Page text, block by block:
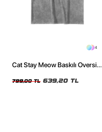
4
Cat Stay Meow Baskılı Oversize
799,00 TL 639,20 TL